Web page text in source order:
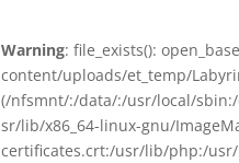
Warning: file_exists():
content/uploads/et_temp/
(/nfsmnt/:/data/:/usr/local/
sr/lib/x86_64-linux-gnu/
certificates.crt:/usr/lib/php:/